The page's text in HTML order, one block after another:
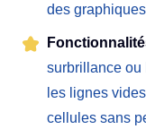
des graphiques
surbrillance ou
les lignes vides
cellules sans